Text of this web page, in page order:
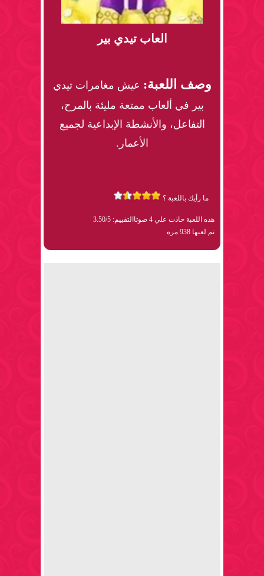
العاب تيدي بير
وصف اللعبة: عيش مغامرات تيدي
بير في ألعاب ممتعة مليئة بالمرح،
التفاعل، والأنشطة الإبداعية لجميع
الأعمار.
ما رأيك باللعبة ؟
هذه اللعبة حاذت علي 4 صوتا
التقييم: 3.50/5
تم لعبها 938 مره